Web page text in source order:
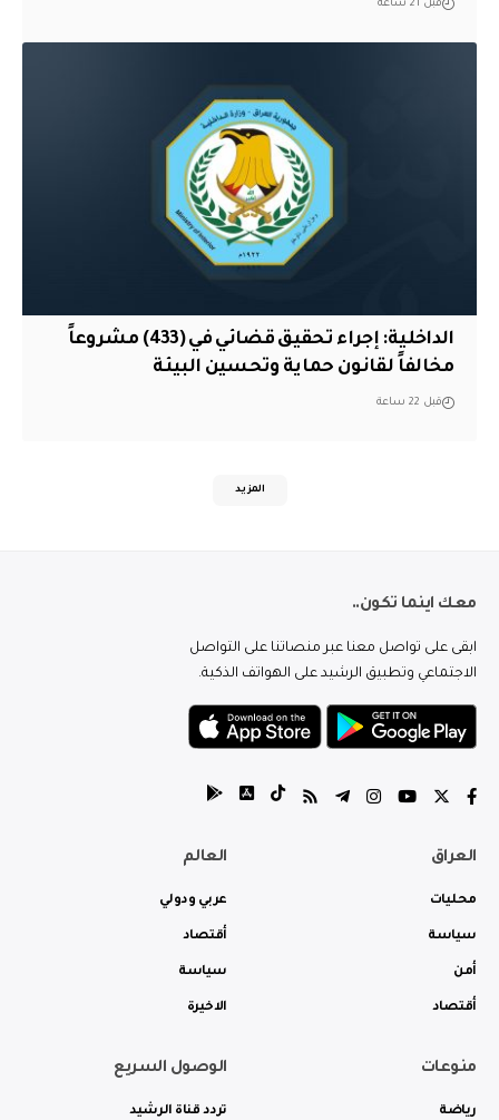
قبل 21 ساعة
الداخلية: إجراء تحقيق قضائي في (433) مشروعاً
مخالفاً لقانون حماية وتحسين البيئة
قبل 22 ساعة
المزيد
معك اينما تكون..
ابقى على تواصل معنا عبر منصاتنا على التواصل
الاجتماعي وتطبيق الرشيد على الهواتف الذكية.
العراق
محليات
سياسة
أمن
أقتصاد
العالم
عربي ودولي
أقتصاد
سياسة
الاخيرة
منوعات
رياضة
الوصول السريع
تردد قناة الرشيد